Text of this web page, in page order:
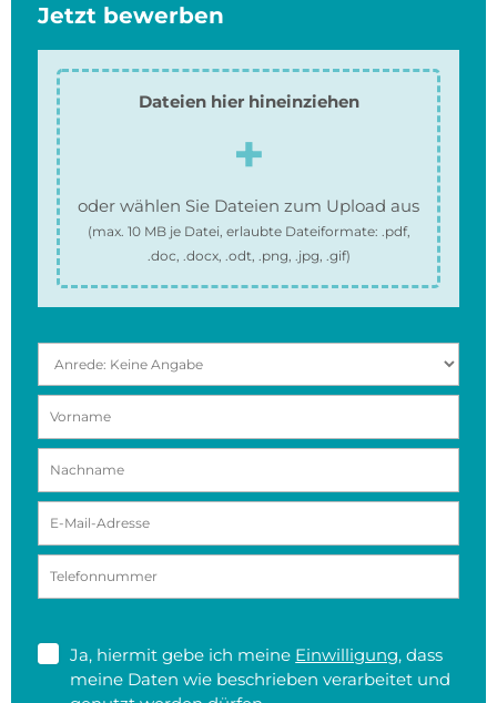
Jetzt bewerben
Dateien hier hineinziehen
oder wählen Sie Dateien zum Upload aus
(max. 10 MBje Datei, erlaubte Dateiformate: .pdf,
.doc, .docx, .odt, .png, .jpg, .gif)
Ja, hiermit gebe ich meine Einwilligung, dass
meine Daten wie beschrieben verarbeitet und